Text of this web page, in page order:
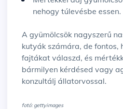
nehogy túlevésbe essen.
A gyümölcsök nagyszerű
kutyák számára, de fontos,
fajtákat válaszd, és
bármilyen kérdésed vagy
konzultálj állatorvossal.
fotó: gettyimages